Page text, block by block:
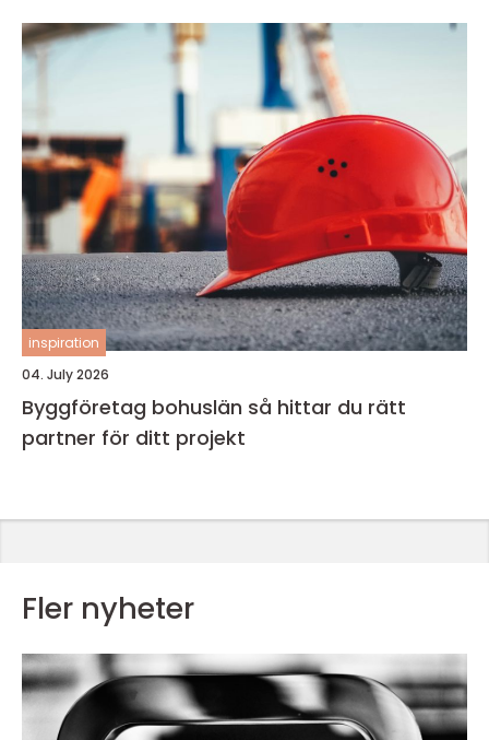
inspiration
04. July 2026
Byggföretag bohuslän så hittar du rätt
partner för ditt projekt
Fler nyheter